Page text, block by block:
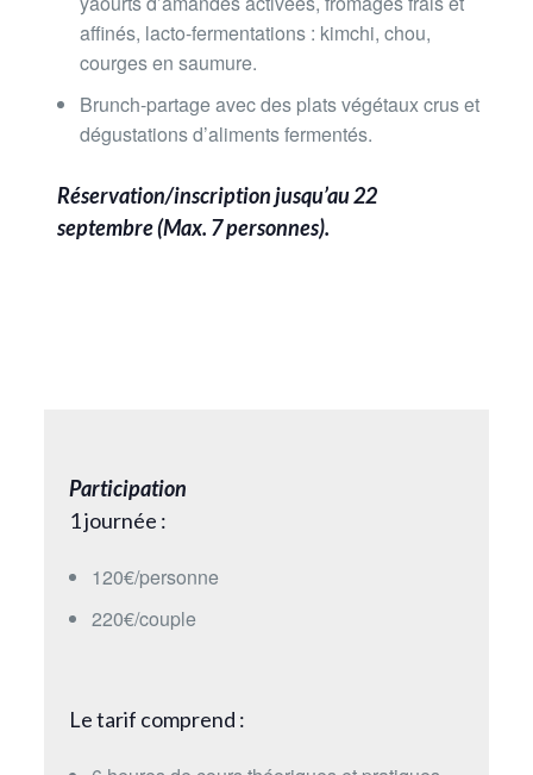
affinés, lacto-fermentations : kimchi, chou,
courges en saumure.
Brunch-partage avec des plats végétaux crus et
dégustations d’aliments fermentés.
Réservation/inscription jusqu’au 22
septembre (Max. 7 personnes).
Participation
1 journée :
120€/personne
220€/couple
Le tarif comprend :